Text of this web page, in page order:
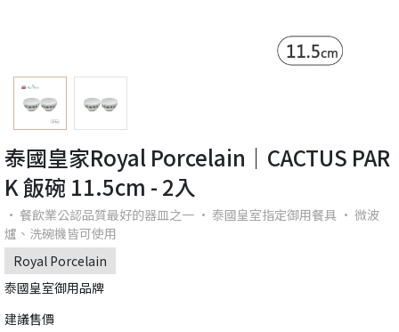
泰國皇家Royal Porcelain｜CACTUS PAR
K 飯碗 11.5cm - 2入
· 餐飲業公認品質最好的器皿之一 · 泰國皇室指定御用餐具 · 微波
爐、洗碗機皆可使用
Royal Porcelain
泰國皇室御用品牌
建議售價